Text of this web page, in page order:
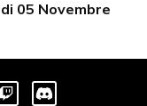
05 Novembre